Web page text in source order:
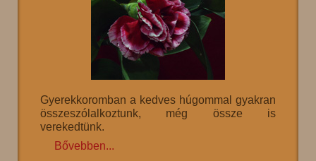
Gyerekkoromban a kedves húgommal gyakran
összeszólalkoztunk, még össze is
verekedtünk.
Bővebben...